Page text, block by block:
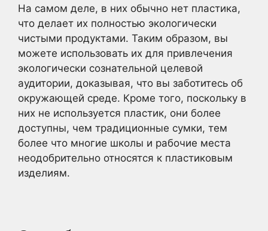
На самом деле, в них обычно нет пластика,
что делает их полностью экологически
чистыми продуктами. Таким образом, вы
можете использовать их для привлечения
экологически сознательной целевой
аудитории, доказывая, что вы заботитесь об
окружающей среде. Кроме того, поскольку в
них не используется пластик, они более
доступны, чем традиционные сумки, тем
более что многие школы и рабочие места
неодобрительно относятся к пластиковым
изделиям.